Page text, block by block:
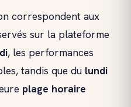
correspondent aux
sur la plateforme
, les performances
tandis que du lundi
plage horaire